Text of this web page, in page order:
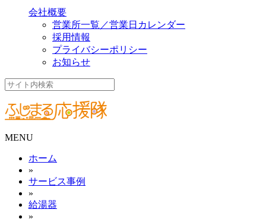
会社概要
営業所一覧／営業日カレンダー
採用情報
プライバシーポリシー
お知らせ
MENU
ホーム
»
サービス事例
»
給湯器
»